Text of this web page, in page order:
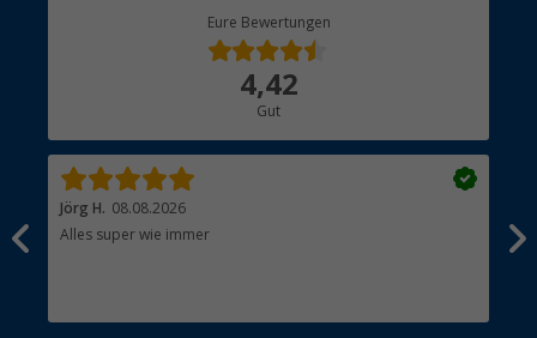
Eure Bewertungen
4,42
Gut
Jörg H. 08.08.2026
Alles super wie immer